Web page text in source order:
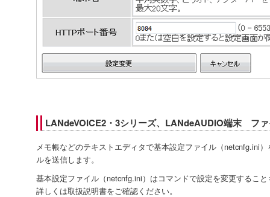
LANdeVOICE2・3シリーズ、LANdeAUDIO端末 フ
メモ帳などのテキストエディタで基本設定ファイル（netcnfg.ini
ルを送信します。
基本設定ファイル（netcnfg.ini）はコマンドで設定を変更するこ
詳しくは取扱説明書をご確認ください。